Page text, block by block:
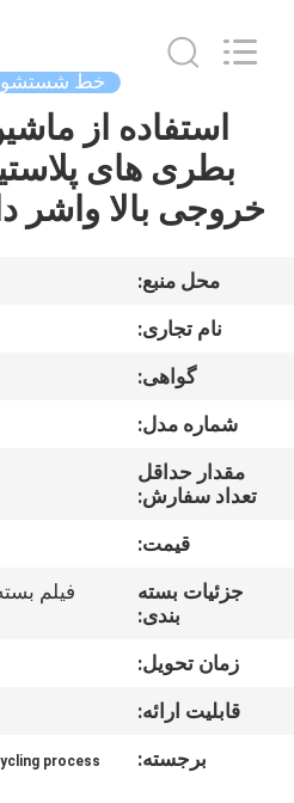
صفحه
اصلی
درباره
کارخانه
کنترل
کیفیت
MACHINERY
CO.,LTD.
خط شستشو HDPE
استفاده از
خروجی بالا واشر
محل منبع:
نام تجاری:
گواهی:
شماره مدل:
مقدار حداقل
تعداد سفارش:
قیمت:
جزئیات بسته
بندی:
فیلم
زمان تحویل:
قابلیت ارائه:
برجسته:
process